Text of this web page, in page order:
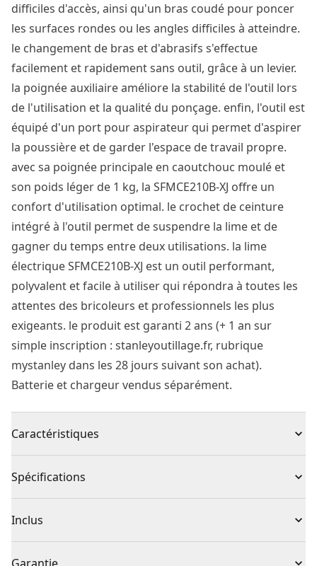
difficiles d'accès, ainsi qu'un bras coudé pour poncer
les surfaces rondes ou les angles difficiles à atteindre.
le changement de bras et d'abrasifs s'effectue
facilement et rapidement sans outil, grâce à un levier.
la poignée auxiliaire améliore la stabilité de l'outil lors
de l'utilisation et la qualité du ponçage. enfin, l'outil est
équipé d'un port pour aspirateur qui permet d'aspirer
la poussière et de garder l'espace de travail propre.
avec sa poignée principale en caoutchouc moulé et
son poids léger de 1 kg, la SFMCE210B-XJ offre un
confort d'utilisation optimal. le crochet de ceinture
intégré à l'outil permet de suspendre la lime et de
gagner du temps entre deux utilisations. la lime
électrique SFMCE210B-XJ est un outil performant,
polyvalent et facile à utiliser qui répondra à toutes les
attentes des bricoleurs et professionnels les plus
exigeants. le produit est garanti 2 ans (+ 1 an sur
simple inscription : stanleyoutillage.fr, rubrique
mystanley dans les 28 jours suivant son achat).
Batterie et chargeur vendus séparément.
Caractéristiques
une liberté de mouvement totale, quel que soit le
Moteur puissant : fournit une vitesse de 0 à 1 200
mètres par minute à vide.
Spécifications
Type de produit Lime à bande
Tension 18V
Inclus